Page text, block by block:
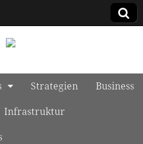
Strategien
Business
Infrastruktur